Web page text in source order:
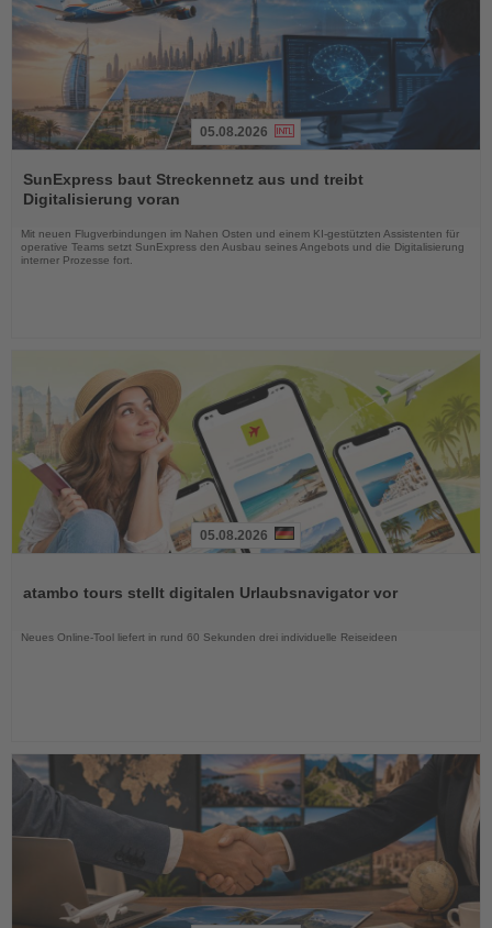
Sie
die
Nachrichten
05.08.2026
SunExpress baut Streckennetz aus und treibt
Digitalisierung voran
Mit neuen Flugverbindungen im Nahen Osten und einem KI-gestützten Assistenten für
operative Teams setzt SunExpress den Ausbau seines Angebots und die Digitalisierung
interner Prozesse fort.
die
05.08.2026
atambo tours stellt digitalen Urlaubsnavigator vor
Neues Online-Tool liefert in rund 60 Sekunden drei individuelle Reiseideen